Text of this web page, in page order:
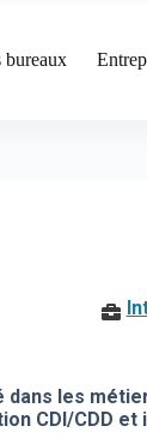
bureaux
les
CDI/CDD